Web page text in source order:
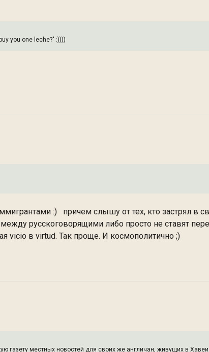
you one leche?" :))))
:) причем слышу от тех, кто застрял в
русскоговорящими либо просто не ставят
vicio в virtud. Так проще. И космополитично ;)
местных новостей для своих же англичан, живущих в